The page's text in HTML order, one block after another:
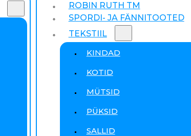
ROBIN RUTH TM
SPORDI- JA FÄNNITOOTED
TEKSTIIL
KINDAD
KOTID
MÜTSID
PÜKSID
SALLID